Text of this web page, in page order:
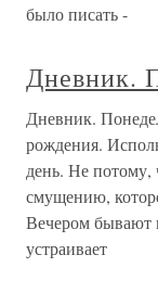
было писать -
Дневник.
Дневник.
рождения.
день. Не потому,
смущению,
Вечером бывают
устраивает